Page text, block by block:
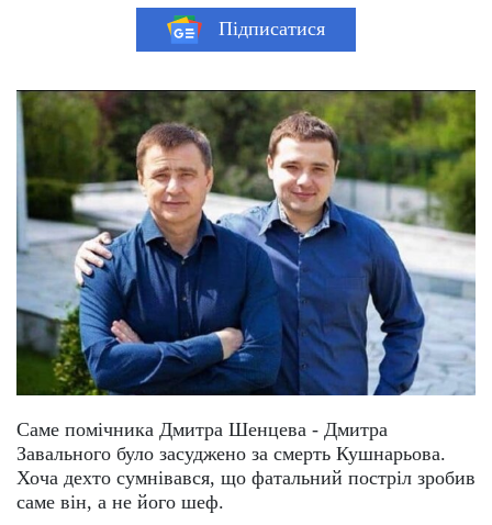
Підписатися
Саме помічника Дмитра Шенцева - Дмитра
Завального було засуджено за смерть Кушнарьова.
Хоча дехто сумнівався, що фатальний постріл зробив
саме він, а не його шеф.